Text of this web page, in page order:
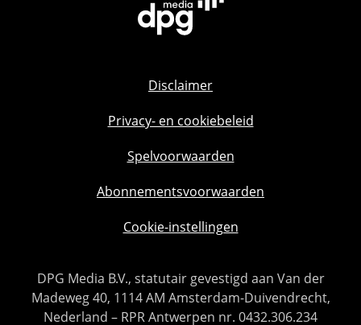
Disclaimer
Privacy- en cookiebeleid
Spelvoorwaarden
Abonnementsvoorwaarden
Cookie-instellingen
DPG Media B.V., statutair gevestigd aan Van der
Madeweg 40, 1114 AM Amsterdam-Duivendrecht,
Nederland – RPR Antwerpen nr. 0432.306.234